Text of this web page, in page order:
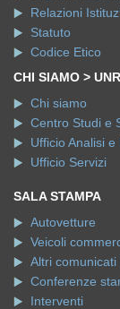
Relazioni
Statuto
Codice Etico
CHI SIAMO >
Chi siamo
Centro Studi e
Ufficio Analisi e
Ufficio Servizi
SALA STAMPA
Autovetture
Veicoli
Altri comunicati
Conferenze
Interventi